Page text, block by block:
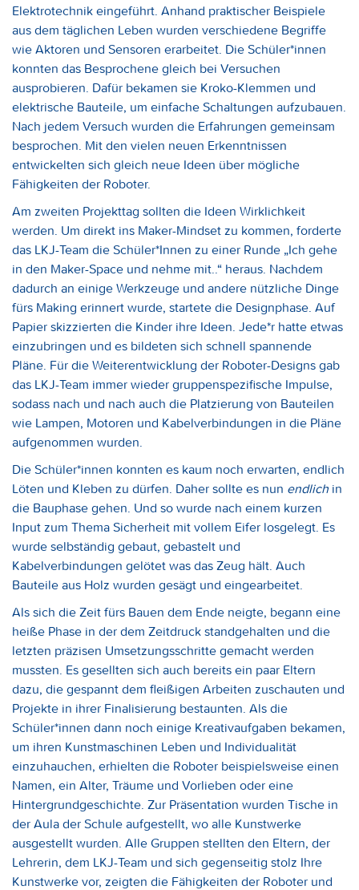
Elektrotechnik eingeführt. Anhand praktischer Beispiele
aus dem täglichen Leben wurden verschiedene Begriffe
wie Aktoren und Sensoren erarbeitet. Die Schüler*innen
konnten das Besprochene gleich bei Versuchen
ausprobieren. Dafür bekamen sie Kroko-Klemmen und
elektrische Bauteile, um einfache Schaltungen aufzubauen.
Nach jedem Versuch wurden die Erfahrungen gemeinsam
besprochen. Mit den vielen neuen Erkenntnissen
entwickelten sich gleich neue Ideen über mögliche
Fähigkeiten der Roboter.
Am zweiten Projekttag sollten die Ideen Wirklichkeit
werden. Um direkt ins Maker-Mindset zu kommen, forderte
das LKJ-Team die Schüler*Innen zu einer Runde „Ich gehe
in den Maker-Space und nehme mit..“ heraus. Nachdem
dadurch an einige Werkzeuge und andere nützliche Dinge
fürs Making erinnert wurde, startete die Designphase. Auf
Papier skizzierten die Kinder ihre Ideen. Jede*r hatte etwas
einzubringen und es bildeten sich schnell spannende
Pläne. Für die Weiterentwicklung der Roboter-Designs gab
das LKJ-Team immer wieder gruppenspezifische Impulse,
sodass nach und nach auch die Platzierung von Bauteilen
wie Lampen, Motoren und Kabelverbindungen in die Pläne
aufgenommen wurden.
Die Schüler*innen konnten es kaum noch erwarten, endlich
Löten und Kleben zu dürfen. Daher sollte es nun endlich in
die Bauphase gehen. Und so wurde nach einem kurzen
Input zum Thema Sicherheit mit vollem Eifer losgelegt. Es
wurde selbständig gebaut, gebastelt und
Kabelverbindungen gelötet was das Zeug hält. Auch
Bauteile aus Holz wurden gesägt und eingearbeitet.
Als sich die Zeit fürs Bauen dem Ende neigte, begann eine
heiße Phase in der dem Zeitdruck standgehalten und die
letzten präzisen Umsetzungsschritte gemacht werden
mussten. Es gesellten sich auch bereits ein paar Eltern
dazu, die gespannt dem fleißigen Arbeiten zuschauten und
Projekte in ihrer Finalisierung bestaunten. Als die
Schüler*innen dann noch einige Kreativaufgaben bekamen,
um ihren Kunstmaschinen Leben und Individualität
einzuhauchen, erhielten die Roboter beispielsweise einen
Namen, ein Alter, Träume und Vorlieben oder eine
Hintergrundgeschichte. Zur Präsentation wurden Tische in
der Aula der Schule aufgestellt, wo alle Kunstwerke
ausgestellt wurden. Alle Gruppen stellten den Eltern, der
Lehrerin, dem LKJ-Team und sich gegenseitig stolz Ihre
Kunstwerke vor, zeigten die Fähigkeiten der Roboter und